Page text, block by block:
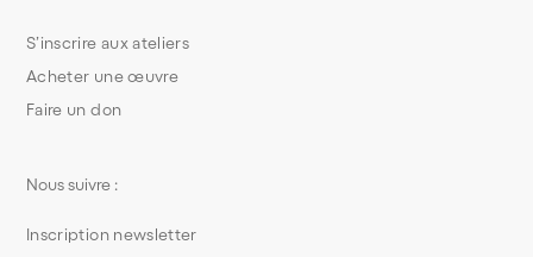
S’inscrire aux ateliers
Acheter une œuvre
Faire un don
Nous suivre :
Inscription newsletter